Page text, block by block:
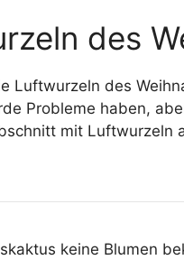
des
Luftwurzeln des
Probleme haben,
mit Luftwurzeln
keine Blumen